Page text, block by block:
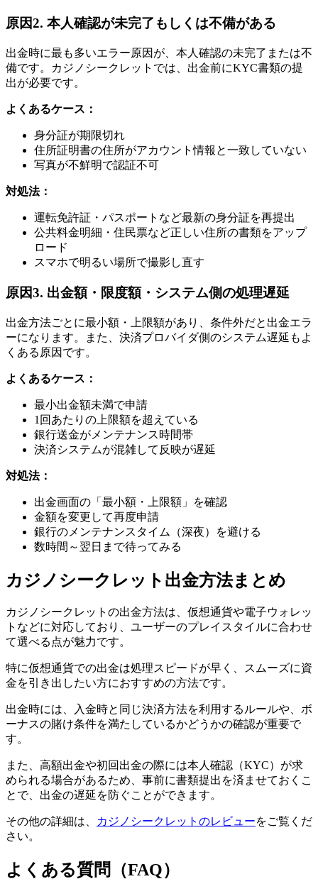
原因2. 本人確認が未完了もしくは不備がある
出金時に最も多いエラー原因が、本人確認の未完了または不
備です。カジノシークレットでは、出金前にKYC書類の提
出が必要です。
よくあるケース：
身分証が期限切れ
住所証明書の住所がアカウント情報と一致していない
写真が不鮮明で認証不可
対処法：
運転免許証・パスポートなど最新の身分証を再提出
公共料金明細・住民票など正しい住所の書類をアップ
ロード
スマホで明るい場所で撮影し直す
原因3. 出金額・限度額・システム側の処理遅延
出金方法ごとに最小額・上限額があり、条件外だと出金エラ
ーになります。また、決済プロバイダ側のシステム遅延もよ
くある原因です。
よくあるケース：
最小出金額未満で申請
1回あたりの上限額を超えている
銀行送金がメンテナンス時間帯
決済システムが混雑して反映が遅延
対処法：
出金画面の「最小額・上限額」を確認
金額を変更して再度申請
銀行のメンテナンスタイム（深夜）を避ける
数時間～翌日まで待ってみる
カジノシークレット出金方法まとめ
カジノシークレットの出金方法は、仮想通貨や電子ウォレッ
トなどに対応しており、ユーザーのプレイスタイルに合わせ
て選べる点が魅力です。
特に仮想通貨での出金は処理スピードが早く、スムーズに資
金を引き出したい方におすすめの方法です。
出金時には、入金時と同じ決済方法を利用するルールや、ボ
ーナスの賭け条件を満たしているかどうかの確認が重要で
す。
また、高額出金や初回出金の際には本人確認（KYC）が求
められる場合があるため、事前に書類提出を済ませておくこ
とで、出金の遅延を防ぐことができます。
その他の詳細は、 カジノシークレットのレビューをご覧くだ
さい。
よくある質問（FAQ）